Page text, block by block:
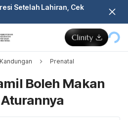
Setelah Lahiran, Cek
Prenatal
Boleh Makan